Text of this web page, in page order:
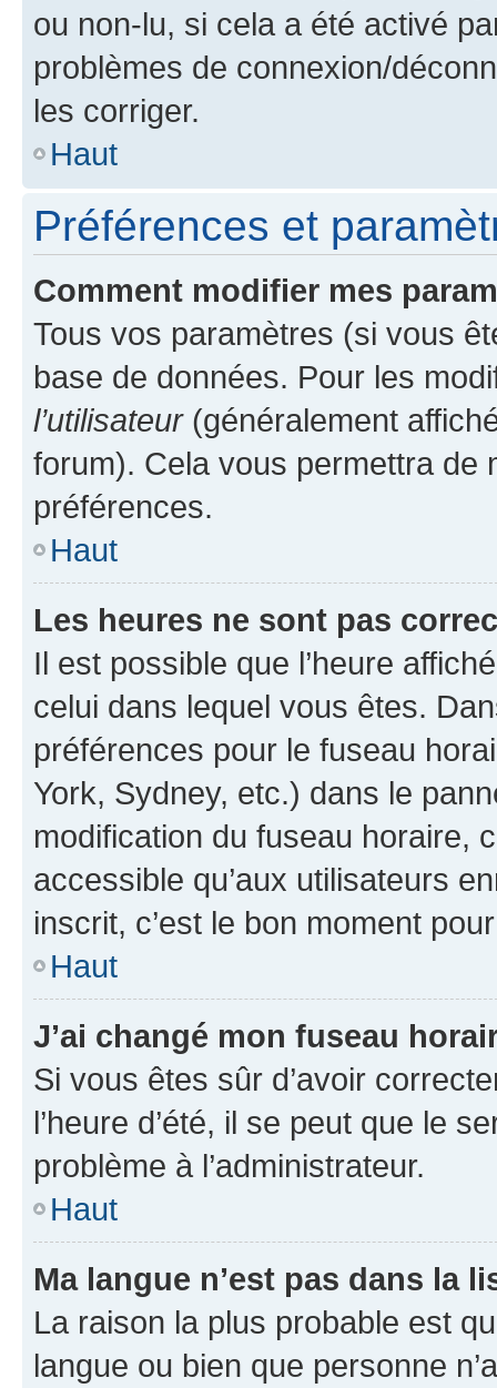
ou non-lu, si cela a été activé
problèmes de connexion/
les corriger.
Haut
Préférences et
Comment modifier mes
Tous vos paramètres (si vous
base de données. Pour les
l’utilisateur(généralement
forum). Cela vous permettra de
préférences.
Haut
Les heures ne sont pas
Il est possible que l’heure
celui dans lequel vous êtes.
préférences pour le fuseau
York, Sydney, etc.) dans le
modification du fuseau horaire,
accessible qu’aux utilisateurs
inscrit, c’est le bon moment
Haut
J’ai changé mon fuseau
Si vous êtes sûr d’avoir
l’heure d’été, il se peut que le
problème à l’administrateur.
Haut
Ma langue n’est pas dans la
La raison la plus probable est
langue ou bien que personne